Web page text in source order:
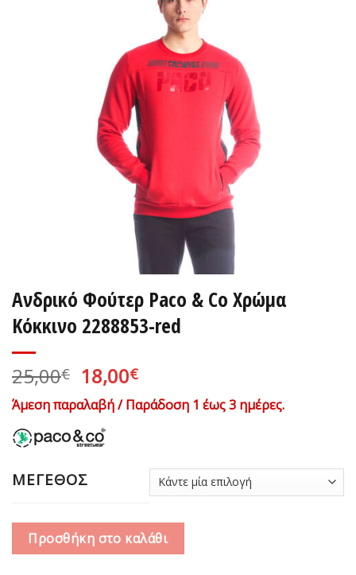
Ανδρικό Φούτερ Paco & Co Χρώμα
Κόκκινο 2288853-red
25,00€ Original
price
was:
25,00€.
18,00€Η
τρέχουσα
τιμή
Άμεση παραλαβή / Παράδοση 1 έως 3 ημέρες.
ΜΕΓΕΘΟΣ
Προσθήκη στο καλάθι